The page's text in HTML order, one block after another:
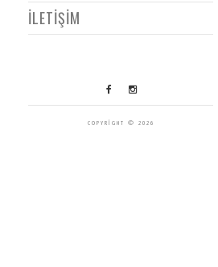
İLETİŞİM
COPYRIGHT © 2026